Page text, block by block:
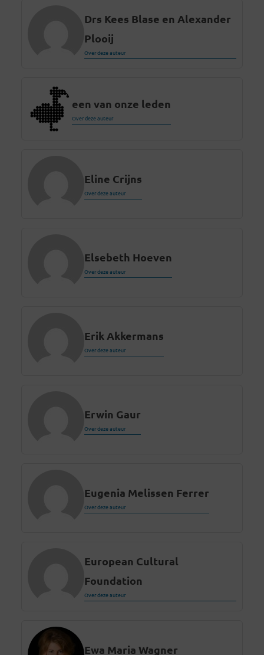
Drs Kees Blase en Alexander
Plooij
Over deze auteur
een van onze leden
Over deze auteur
Eline Crijns
Over deze auteur
Elsebeth Hoeven
Over deze auteur
Erik Akkermans
Over deze auteur
Erwin Gaur
Over deze auteur
Eugenia Melissen Ferrer
Over deze auteur
European Cultural
Foundation
Over deze auteur
Ewa Maria Wagner